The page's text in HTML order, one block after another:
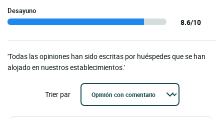
Desayuno
8.6/10
'Todas las opiniones han sido escritas por huéspedes que se han
alojado en nuestros establecimientos.'
Trier par